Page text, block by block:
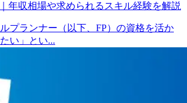
年収相場や求められるスキル経験を解説
プランナー（以下、FP）の資格を活か
い」とい...